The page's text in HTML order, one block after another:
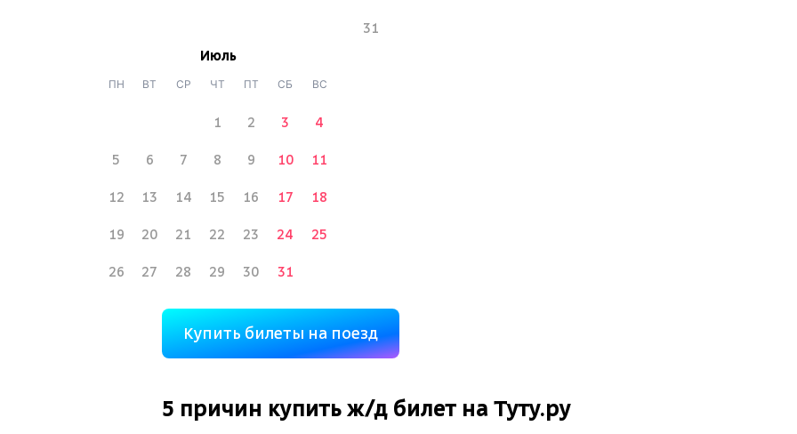
31
Июль
ПН ВТ СР ЧТ ПТ СБ ВС
1 2 3 4
5 6 7 8 9 10 11
12 13 14 15 16 17 18
19 20 21 22 23 24 25
26 27 28 29 30 31
Купить билеты на поезд
5 причин купить ж/дбилет на Туту.ру